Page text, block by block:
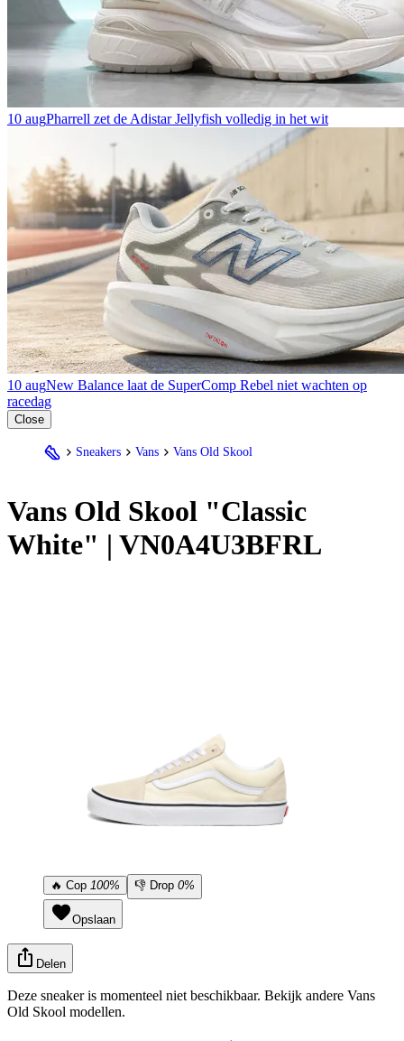
10 augPharrell zet de Adistar Jellyfish volledig in het wit
10 augNew Balance laat de SuperComp Rebel niet wachten op
racedag
Close
Sneakers Vans Vans Old Skool
Vans Old Skool "Classic
White" | VN0A4U3BFRL
🔥 Cop 100% 👎 Drop 0%
Opslaan
Delen
Deze sneaker is momenteel niet beschikbaar. Bekijk andere Vans
Old Skool modellen.